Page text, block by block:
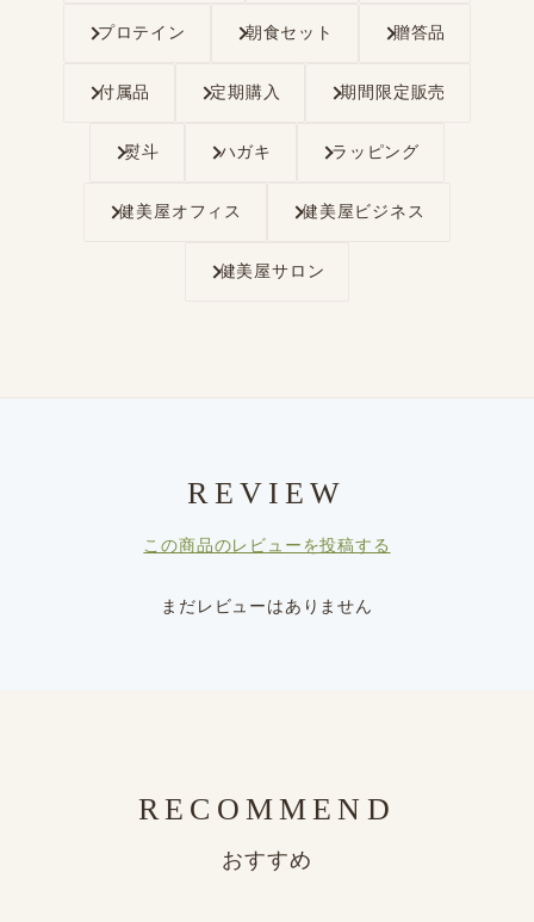
プロテイン 朝食セット 贈答品
付属品 定期購入 期間限定販売
熨斗 ハガキ ラッピング
健美屋オフィス 健美屋ビジネス
健美屋サロン
REVIEW
この商品のレビューを投稿する
まだレビューはありません
RECOMMEND
おすすめ